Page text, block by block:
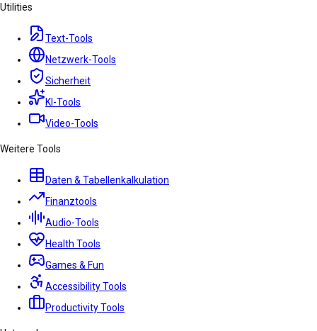
Utilities
Text-Tools
Netzwerk-Tools
Sicherheit
KI-Tools
Video-Tools
Weitere Tools
Daten & Tabellenkalkulation
Finanztools
Audio-Tools
Health Tools
Games & Fun
Accessibility Tools
Productivity Tools